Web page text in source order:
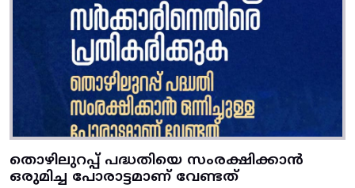
തൊഴിലുറപ്പ് പദ്ധതിയെ സംരക്ഷിക്കാൻ
ഒരുമിച്ച പോരാട്ടമാണ് വേണ്ടത്